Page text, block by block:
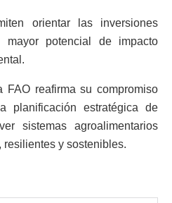
orientar las inversiones
mayor potencial de impacto
FAO reafirma su compromiso
estratégica de
sistemas agroalimentarios
y sostenibles.